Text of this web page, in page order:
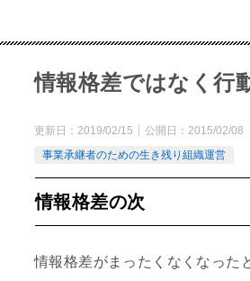
情報格差ではなく行
更新日： 2019/02/15 公開日： 2015/02/08
事業承継者のための生き残り組織運営
情報格差の次
情報格差がまったくなくなった